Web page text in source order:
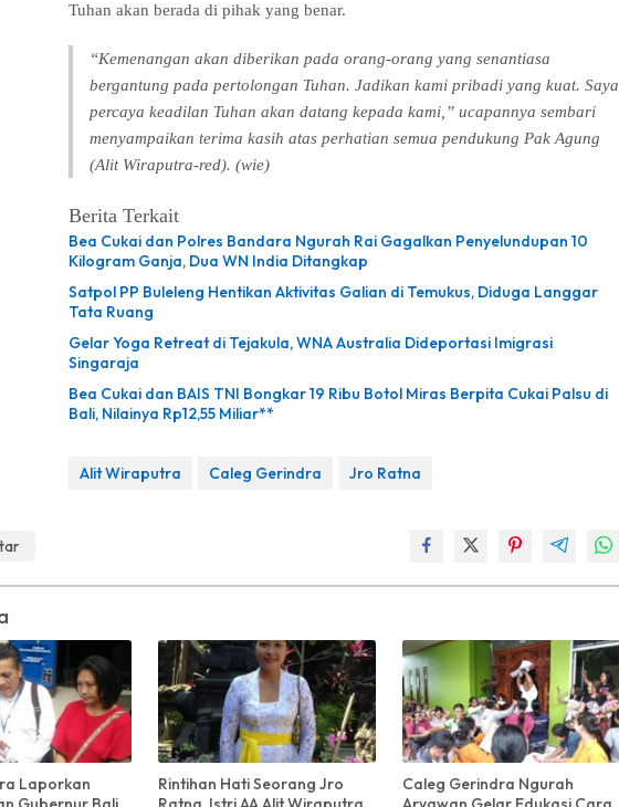
Tuhan akan berada di pihak yang benar.
“Kemenangan akan diberikan pada orang-orang yang senantiasa
bergantung pada pertolongan Tuhan. Jadikan kami pribadi yang kuat. Saya
percaya keadilan Tuhan akan datang kepada kami,” ucapannya sembari
menyampaikan terima kasih atas perhatian semua pendukung Pak Agung
(Alit Wiraputra-red). (wie)
Berita Terkait
Bea Cukai dan Polres Bandara Ngurah Rai Gagalkan Penyelundupan 10
Kilogram Ganja, Dua WN India Ditangkap
Satpol PP Buleleng Hentikan Aktivitas Galian di Temukus, Diduga Langgar
Tata Ruang
Gelar Yoga Retreat di Tejakula, WNA Australia Dideportasi Imigrasi
Singaraja
Bea Cukai dan BAIS TNI Bongkar 19 Ribu Botol Miras Berpita Cukai Palsu di
Bali, Nilainya Rp12,55 Miliar**
Alit Wiraputra Caleg Gerindra Jro Ratna
Laporkan
Rintihan Hati Seorang Jro
Caleg Gerindra Ngurah